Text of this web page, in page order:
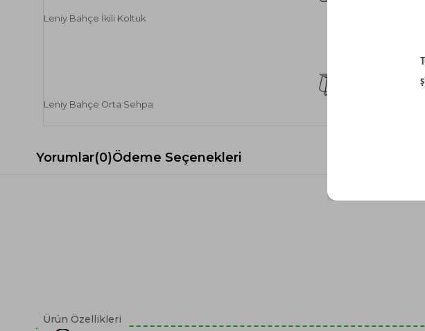
Leniy Bahçe İkili Koltuk
Leniy Bahçe Orta Sehpa
Yorumlar(0)Ödeme Seçenekleri
Ürün Özellikleri